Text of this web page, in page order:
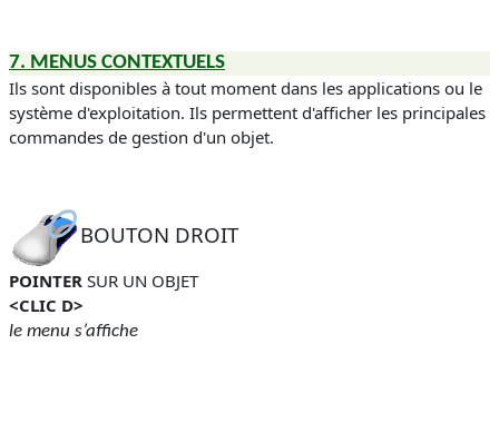
7. MENUS CONTEXTUELS
Ils sont disponibles à tout moment dans les applications ou le
système d'exploitation. Ils permettent d'afficher les principales
commandes de gestion d'un objet.
BOUTON DROIT
POINTER SUR UN OBJET
<CLIC D>
le menu s’affiche